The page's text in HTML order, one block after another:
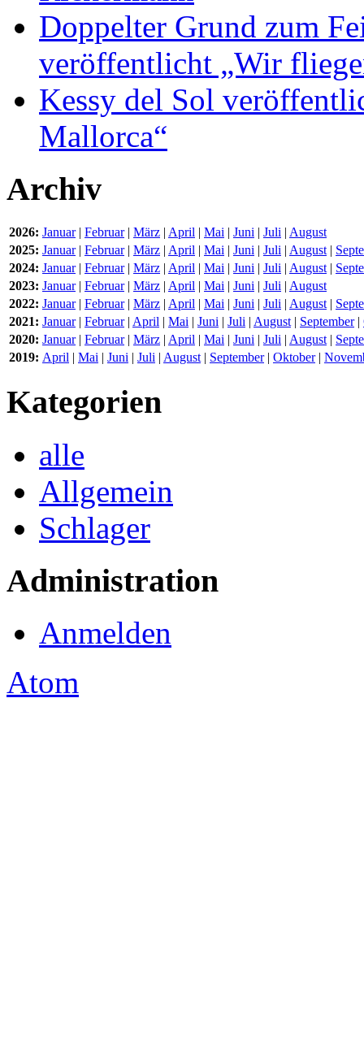
Doppelter Grund zum
veröffentlicht „Wir
Kessy del Sol
Mallorca“
Archiv
2026: Januar| Februar| März | April | Mai | Juni | Juli | August
2025: Januar| Februar| März | April | Mai | Juni | Juli | August|
2024: Januar| Februar| März | April | Mai | Juni | Juli | August|
2023: Januar| Februar| März | April | Mai | Juni | Juli | August
2022: Januar| Februar| März | April | Mai | Juni | Juli | August|
2021: Januar| Februar| April | Mai | Juni | Juli | August| September|
2020: Januar| Februar| März | April | Mai | Juni | Juli | August|
2019: April | Mai | Juni | Juli | August| September| Oktober|
Kategorien
alle
Allgemein
Schlager
Administration
Anmelden
Atom